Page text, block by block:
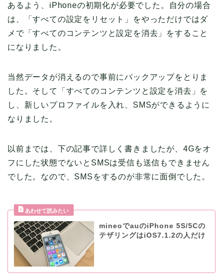
あるよう、iPhoneの初期化が必要でした。自分の場合
は、「すべての設定をリセット」をやっただけではダ
メで「すべてのコンテンツと設定を消去」をすること
になりました。
当然データが消えるので事前にバックアップをとりま
した。そして「すべてのコンテンツと設定を消去」を
し、新しいプロファイルを入れ、SMSができるように
なりました。
以前までは、下の記事で詳しく書きましたが、4Gをオ
フにした状態でないとSMSは受信も送信もできません
でした。なので、SMSをするのが非常に面倒でした。
mineoでauのiPhone 5S/5Cの
テザリングはiOS7.1.2の人だけ